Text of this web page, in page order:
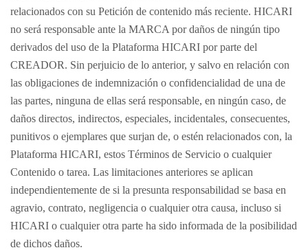
relacionados con su Petición de contenido más reciente. HICARI
no será responsable ante la MARCA por daños de ningún tipo
derivados del uso de la Plataforma HICARI por parte del
CREADOR. Sin perjuicio de lo anterior, y salvo en relación con
las obligaciones de indemnización o confidencialidad de una de
las partes, ninguna de ellas será responsable, en ningún caso, de
daños directos, indirectos, especiales, incidentales, consecuentes,
punitivos o ejemplares que surjan de, o estén relacionados con, la
Plataforma HICARI, estos Términos de Servicio o cualquier
Contenido o tarea. Las limitaciones anteriores se aplican
independientemente de si la presunta responsabilidad se basa en
agravio, contrato, negligencia o cualquier otra causa, incluso si
HICARI o cualquier otra parte ha sido informada de la posibilidad
de dichos daños.